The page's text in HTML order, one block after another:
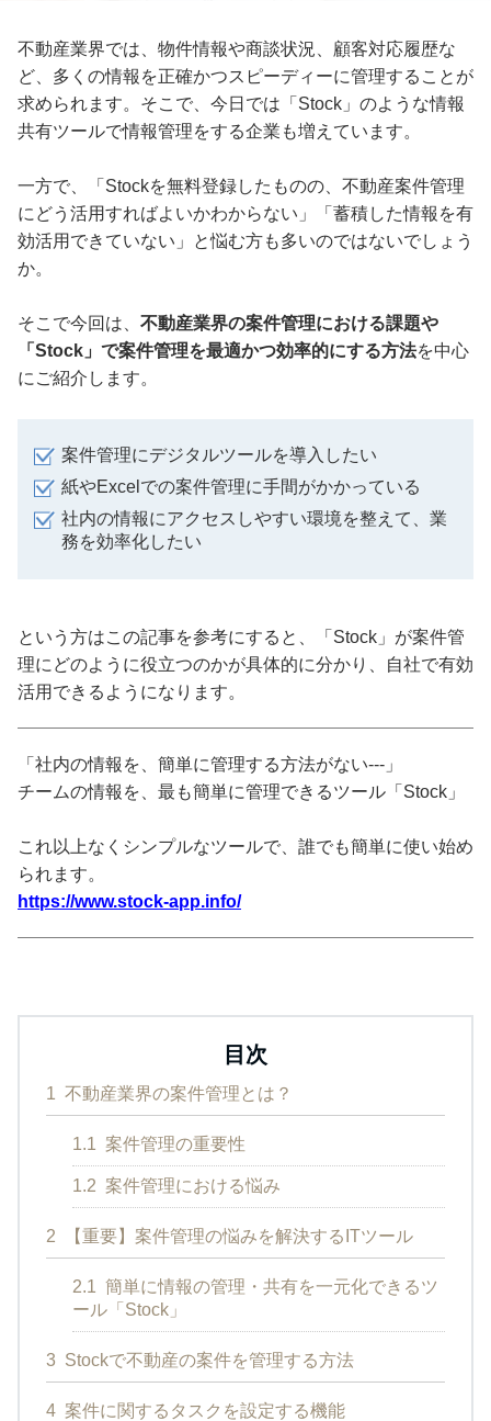
不動産業界では、物件情報や商談状況、顧客対応履歴な
ど、多くの情報を正確かつスピーディーに管理することが
求められます。そこで、今日では「Stock」のような情報
共有ツールで情報管理をする企業も増えています。
一方で、「Stockを無料登録したものの、不動産案件管理
にどう活用すればよいかわからない」「蓄積した情報を有
効活用できていない」と悩む方も多いのではないでしょう
か。
そこで今回は、 不動産業界の案件管理における課題や
「Stock」で案件管理を最適かつ効率的にする方法を中心
にご紹介します。
案件管理にデジタルツールを導入したい
紙やExcelでの案件管理に手間がかかっている
社内の情報にアクセスしやすい環境を整えて、業
務を効率化したい
という方はこの記事を参考にすると、「Stock」が案件管
理にどのように役立つのかが具体的に分かり、自社で有効
活用できるようになります。
「社内の情報を、簡単に管理する方法がない---」
チームの情報を、最も簡単に管理できるツール「Stock」
これ以上なくシンプルなツールで、誰でも簡単に使い始め
られます。
https://www.stock-app.info/
目次
1 不動産業界の案件管理とは？
1.1 案件管理の重要性
1.2 案件管理における悩み
2 【重要】案件管理の悩みを解決するITツール
2.1 簡単に情報の管理・共有を一元化できるツ
ール「Stock」
3 Stockで不動産の案件を管理する方法
4 案件に関するタスクを設定する機能